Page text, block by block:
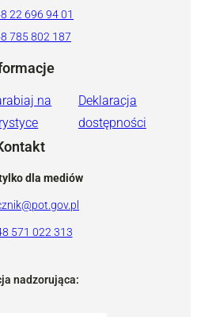
22 696 94 01
785 802 187
na
Deklaracja
dostępności
dla mediów
571 022 313
nadzorująca: